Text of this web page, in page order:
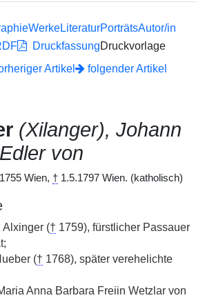
WerkeLiteraturPorträtsAutor/in
DruckfassungDruckvorlage
Artikel folgender Artikel
(Xilanger), Johann
von
Wien, † 1.5.1797 Wien. (katholisch)
(† 1759), fürstlicher Passauer
(† 1768), später verehelichte
Anna Barbara Freiin Wetzlar von